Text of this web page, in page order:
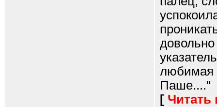
довольно
любимая
Паше...."
[ Читать